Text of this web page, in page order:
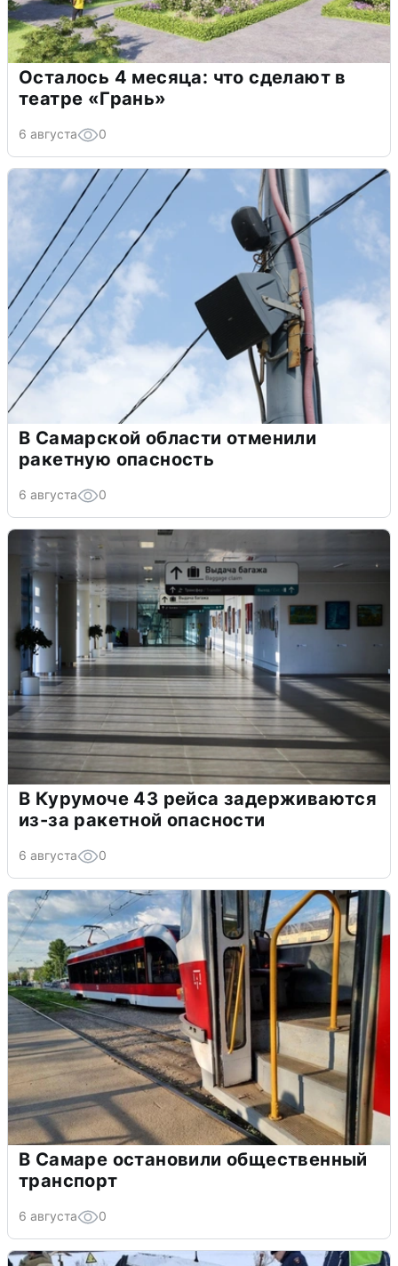
Осталось 4 месяца: что сделают в
театре «Грань»
6 августа 0
В Самарской области отменили
ракетную опасность
6 августа 0
В Курумоче 43 рейса задерживаются
из-за ракетной опасности
6 августа 0
В Самаре остановили общественный
транспорт
6 августа 0